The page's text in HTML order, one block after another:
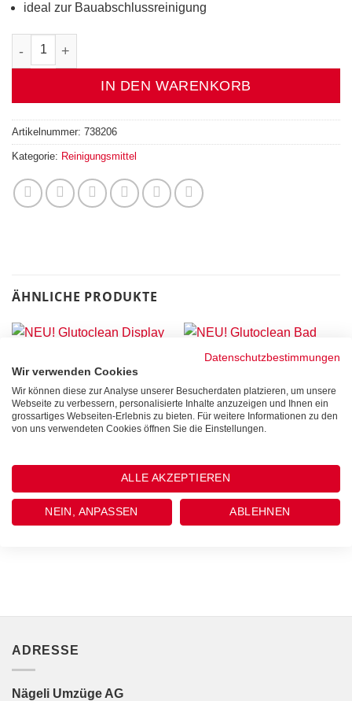
ideal zur Bauabschlussreinigung
IN DEN WARENKORB
Artikelnummer: 738206
Kategorie: Reinigungsmittel
ÄHNLICHE PRODUKTE
REINIGUNGSMITTEL
NEU! Glutoclean Display
Reiniger 100ml
CHF11.10 inkl. MwSt
REINIGUNGSMITTEL
NEU! Glutoclean Bad und
Sanitär Kraftreiniger 750ml
ADRESSE
Nägeli Umzüge AG
Datenschutzbestimmungen
Wir verwenden Cookies
Wir können diese zur Analyse unserer Besucherdaten platzieren, um unsere
Webseite zu verbessern, personalisierte Inhalte anzuzeigen und Ihnen ein
grossartiges Webseiten-Erlebnis zu bieten. Für weitere Informationen zu den
von uns verwendeten Cookies öffnen Sie die Einstellungen.
ALLE AKZEPTIEREN
NEIN, ANPASSEN ABLEHNEN